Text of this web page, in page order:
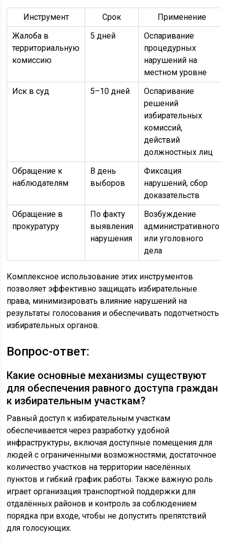
Инструмент Срок
Применение
Жалоба в
территориальную
комиссию
5 дней
Оспаривание
процедурных
нарушений на
местном уровне
Иск в суд
5–10 дней
Оспаривание
решений
избирательных
комиссий,
действий
должностных лиц
Обращение к
наблюдателям
В день
выборов
Фиксация
нарушений, сбор
доказательств
Обращение в
прокуратуру
По факту
выявления
нарушения
Возбуждение
административного
или уголовного
дела
Комплексное использование этих инструментов
позволяет эффективно защищать избирательные
права, минимизировать влияние нарушений на
результаты голосования и обеспечивать подотчетность
избирательных органов.
Вопрос-ответ:
Какие основные механизмы существуют
для обеспечения равного доступа граждан
к избирательным участкам?
Равный доступ к избирательным участкам
обеспечивается через разработку удобной
инфраструктуры, включая доступные помещения для
людей с ограниченными возможностями, достаточное
количество участков на территории населённых
пунктов и гибкий график работы. Также важную роль
играет организация транспортной поддержки для
отдалённых районов и контроль за соблюдением
порядка при входе, чтобы не допустить препятствий
для голосующих.